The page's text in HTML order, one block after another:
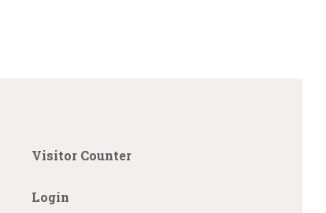
Visitor Counter
Login